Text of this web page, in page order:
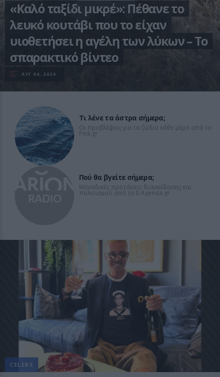
«Καλό ταξίδι μικρέ»: Πέθανε το
λευκό κουτάβι που το είχαν
υιοθετήσει η αγέλη των λύκων – Το
σπαρακτικό βίντεο
ΑΥΓ 06, 2026
Τι λένε τα άστρα σήμερα;
Οι προβλέψεις για τα ζώδια κάθε μέρα από το
Pink.gr
Πού θα βγείτε σήμερα;
Μοναδικές προτάσεις διασκέδασης και
πολιτισμού από το E-Agenda.gr
CELEBS